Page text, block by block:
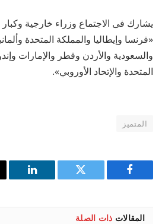
يشارك فى الاجتماع وزراء خارجية
«فرنسا وإيطاليا والمملكة المتحدة
والسعودية والأردن وقطر والإمارات
المتحدة والإتحاد الأوروبي».
المتميز
فيسبوك تويتر لينكدإن
المقالات ذات الصلة